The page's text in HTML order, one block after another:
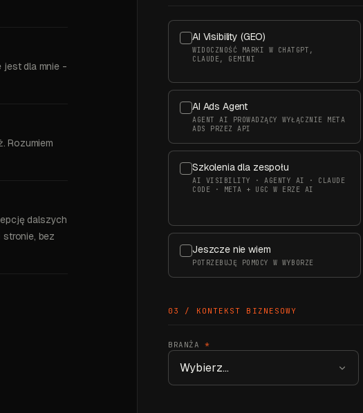
jest dla mnie -
Rozumiem
dalszych
stronie, bez
AI Visibility (GEO)
WIDOCZNOŚĆ MARKI W CHATGPT,
CLAUDE, GEMINI
AI Ads Agent
AGENT AI PROWADZĄCY WYŁĄCZNIE META
ADS PRZEZ API
Szkolenia dla zespołu
AI VISIBILITY · AGENTY AI · CLAUDE
CODE · META + UGC W ERZE AI
Jeszcze nie wiem
POTRZEBUJĘ POMOCY W WYBORZE
03 / KONTEKST BIZNESOWY
BRANŻA *